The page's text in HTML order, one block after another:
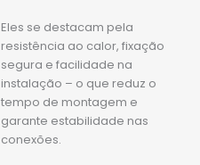
Eles se destacam pela
resistência ao calor, fixação
segura e facilidade na
instalação – o que reduz o
tempo de montagem e
garante estabilidade nas
conexões.